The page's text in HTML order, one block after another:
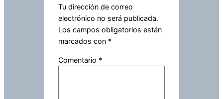
Tu dirección de correo
electrónico no será publicada.
Los campos obligatorios están
marcados con *
Comentario *